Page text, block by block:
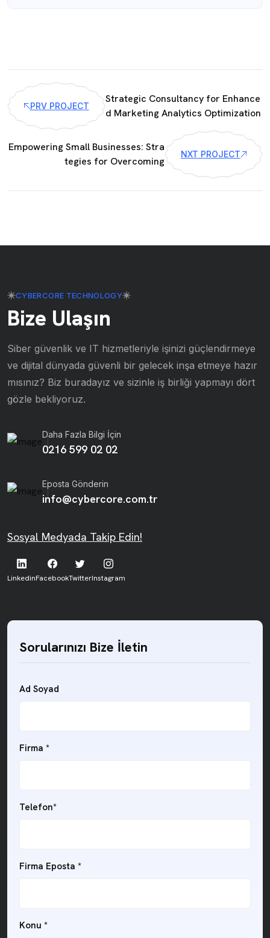
PRV PROJECT
Strategic Consultancy for Enhance
d Marketing Analytics Optimization
Empowering Small Businesses: Stra
tegies for Overcoming
NXT PROJECT
CYBERCORE TECHNOLOGY
Bize Ulaşın
Siber güvenlik ve IT hizmetleriyle işinizi güçlendirmeye
ve dijital dünyada güvenli bir gelecek inşa etmeye hazır
mısınız? Biz buradayız ve sizinle iş birliği yapmayı dört
gözle bekliyoruz.
Daha Fazla Bilgi İçin
0216 599 02 02
Eposta Gönderin
info@cybercore.com.tr
Sosyal Medyada Takip Edin!
LinkedinFacebookTwitterInstagram
Sorularınızı Bize İletin
Ad Soyad
Firma *
Telefon*
Firma Eposta *
Konu *